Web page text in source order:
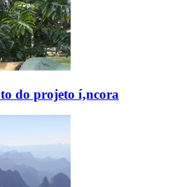
do projeto í‚ncora